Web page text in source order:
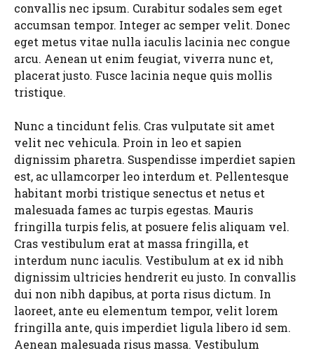
convallis nec ipsum. Curabitur sodales sem eget
accumsan tempor. Integer ac semper velit. Donec
eget metus vitae nulla iaculis lacinia nec congue
arcu. Aenean ut enim feugiat, viverra nunc et,
placerat justo. Fusce lacinia neque quis mollis
tristique.
Nunc a tincidunt felis. Cras vulputate sit amet
velit nec vehicula. Proin in leo et sapien
dignissim pharetra. Suspendisse imperdiet sapien
est, ac ullamcorper leo interdum et. Pellentesque
habitant morbi tristique senectus et netus et
malesuada fames ac turpis egestas. Mauris
fringilla turpis felis, at posuere felis aliquam vel.
Cras vestibulum erat at massa fringilla, et
interdum nunc iaculis. Vestibulum at ex id nibh
dignissim ultricies hendrerit eu justo. In convallis
dui non nibh dapibus, at porta risus dictum. In
laoreet, ante eu elementum tempor, velit lorem
fringilla ante, quis imperdiet ligula libero id sem.
Aenean malesuada risus massa. Vestibulum